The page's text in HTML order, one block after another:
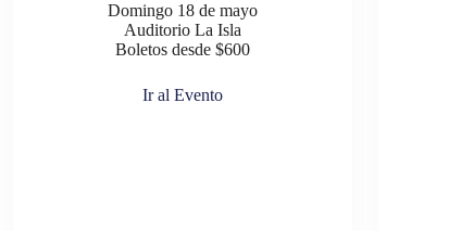
Domingo 18 de mayo
Auditorio La Isla
Boletos desde $600
Ir al Evento